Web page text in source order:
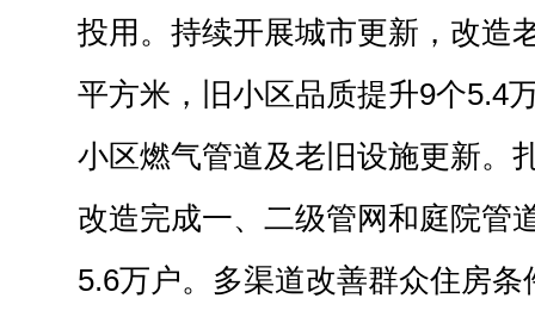
投用。持续开展城市更新，改造
平方米，旧小区品质提升9个5.4
小区燃气管道及老旧设施更新。
改造完成一、二级管网和庭院管
5.6万户。多渠道改善群众住房